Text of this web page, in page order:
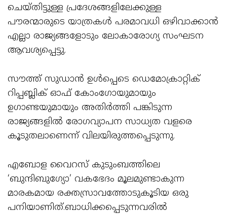
ചെയ്തിട്ടുള്ള പ്രദേശങ്ങളിലേക്കുള്ള
പൗരന്മാരുടെ യാത്രകൾ പരമാവധി ഒഴിവാക്കാൻ
എല്ലാ രാജ്യങ്ങളോടും ലോകാരോഗ്യ സംഘടന
ആവശ്യപ്പെട്ടു.
സൗത്ത് സുഡാൻ ഉൾപ്പെടെ ഡെമോക്രാറ്റിക്
റിപ്പബ്ലിക് ഓഫ് കോംഗോയുമായും
ഉഗാണ്ടയുമായും അതിർത്തി പങ്കിടുന്ന
രാജ്യങ്ങളിൽ രോഗവ്യാപന സാധ്യത വളരെ
കൂടുതലാണെന്ന് വിലയിരുത്തപ്പെടുന്നു.
എബോള വൈറസ് കുടുംബത്തിലെ
‘ബുന്ദിബുഗ്യോ’ വകഭേദം മൂലമുണ്ടാകുന്ന
മാരകമായ രക്തസ്രാവത്തോടുകൂടിയ ഒരു
പനിയാണിത്.ബാധിക്കപ്പെടുന്നവരിൽ